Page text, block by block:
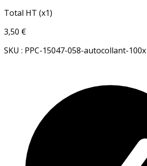
Total HT (x1)
3,50 €
SKU : PPC-15047-058-autocollant-